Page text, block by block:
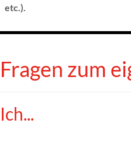
etc.).
Fragen zum
Ich...